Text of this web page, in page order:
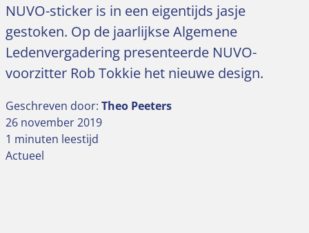
NUVO-sticker is in een eigentijds jasje
gestoken. Op de jaarlijkse Algemene
Ledenvergadering presenteerde NUVO-
voorzitter Rob Tokkie het nieuwe design.
Geschreven door: Theo Peeters
26 november 2019
1 minuten leestijd
Actueel